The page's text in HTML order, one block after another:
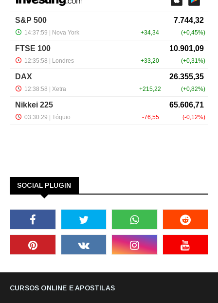
SOCIAL PLUGIN
CURSOS ONLINE E APOSTILAS